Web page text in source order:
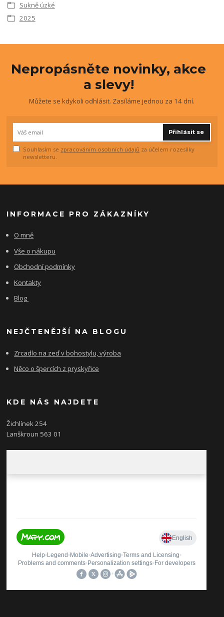
Sukně úzké
2025
Nepropásněte novinky, akce
a slevy!
Můžete se kdykoli odhlásit. Zasíláme jednou za 14 dní.
Přihlásit se
Souhlasím se zpracováním osobních údajů za účelem rozesílky
newsletteru.
INFORMACE PRO ZÁKAZNÍKY
O mně
Vše o nákupu
Obchodní podmínky
Kontakty
Blog
NEJČTENĚJŠÍ NA BLOGU
Zrcadlo na zeď v bohostylu, výroba
Něco o špercích z pryskyřice
KDE NÁS NAJDETE
Žichlínek 254
Lanškroun 563 01